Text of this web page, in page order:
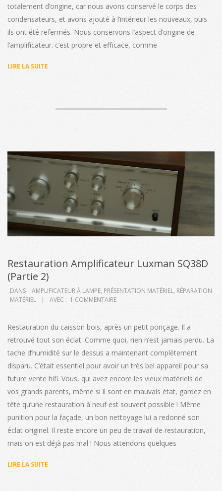
totalement d’origine, car nous avons conservé le corps des
condensateurs, et avons ajouté à l’intérieur les nouveaux, puis
ils ont été refermés. Nous conservons l’aspect d’origine de
l’amplificateur. c’est propre et efficace, comme
LIRE LA SUITE
Restauration Amplificateur Luxman SQ38D
(Partie 2)
2020-
10-
DANS : AMPLIFICATEUR À LAMPE, PRÉSENTATION MATÉRIEL, RÉPARATION
MATÉRIEL
AVEC : 1 COMMENTAIRE
Restauration du caisson bois, après un petit ponçage. Il a
retrouvé tout son éclat. Comme quoi, rien n’est jamais perdu. La
tache d’humidité sur le dessus a maintenant complètement
disparu. C’était essentiel pour avoir un très bel appareil pour sa
future vente hifi. Vous, qui avez encore les vieux matériels de
vos grands parents, même si il sont en mauvais état, gardez en
tête qu’une restauration à neuf est souvent possible ! Même
punition pour la façade, un bon nettoyage lui a redonné son
éclat originel. Il reste encore un peu de travail de restauration,
mais on est déjà pas mal ! Nous attendons quelques
LIRE LA SUITE